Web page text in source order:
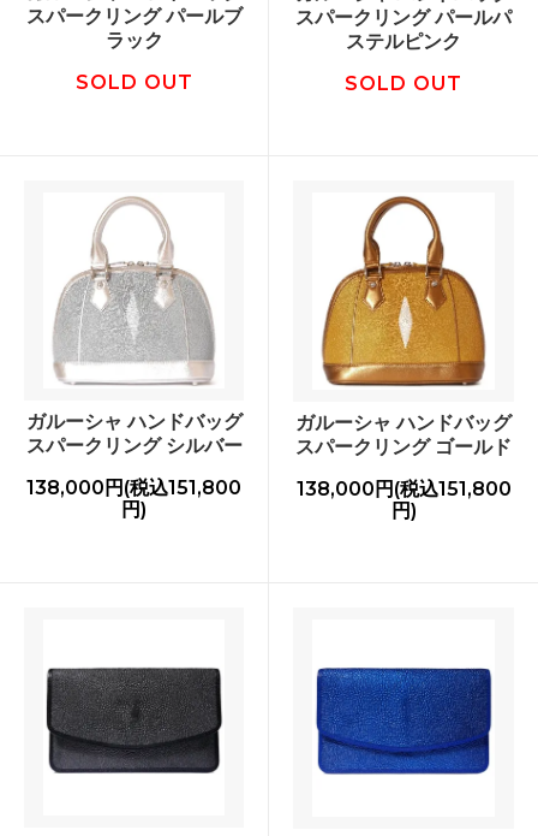
スパークリング パールブ
ラック
SOLD OUT
スパークリング パールパ
ステルピンク
SOLD OUT
ガルーシャ ハンドバッグ
スパークリング シルバー
138,000円(税込151,800
円)
ガルーシャ ハンドバッグ
スパークリング ゴールド
138,000円(税込151,800
円)